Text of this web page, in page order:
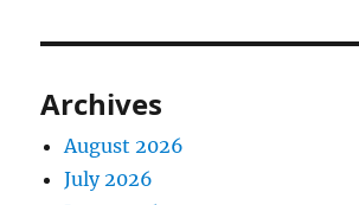
Archives
August 2026
July 2026